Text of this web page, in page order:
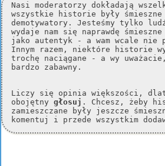
Nasi moderatorzy dokładają
wszystkie historie były śmieszne
demotywatory. Jesteśmy tylko
wydaje nam się naprawdę
jako autentyk - a wam wcale nie
Innym razem, niektóre historie
trochę naciągane - a wy
bardzo zabawny.
Liczy się opinia większości,
obojętny głosuj . Chcesz, żeby
zamieszczane były jeszcze
komentuj i przede wszystkim